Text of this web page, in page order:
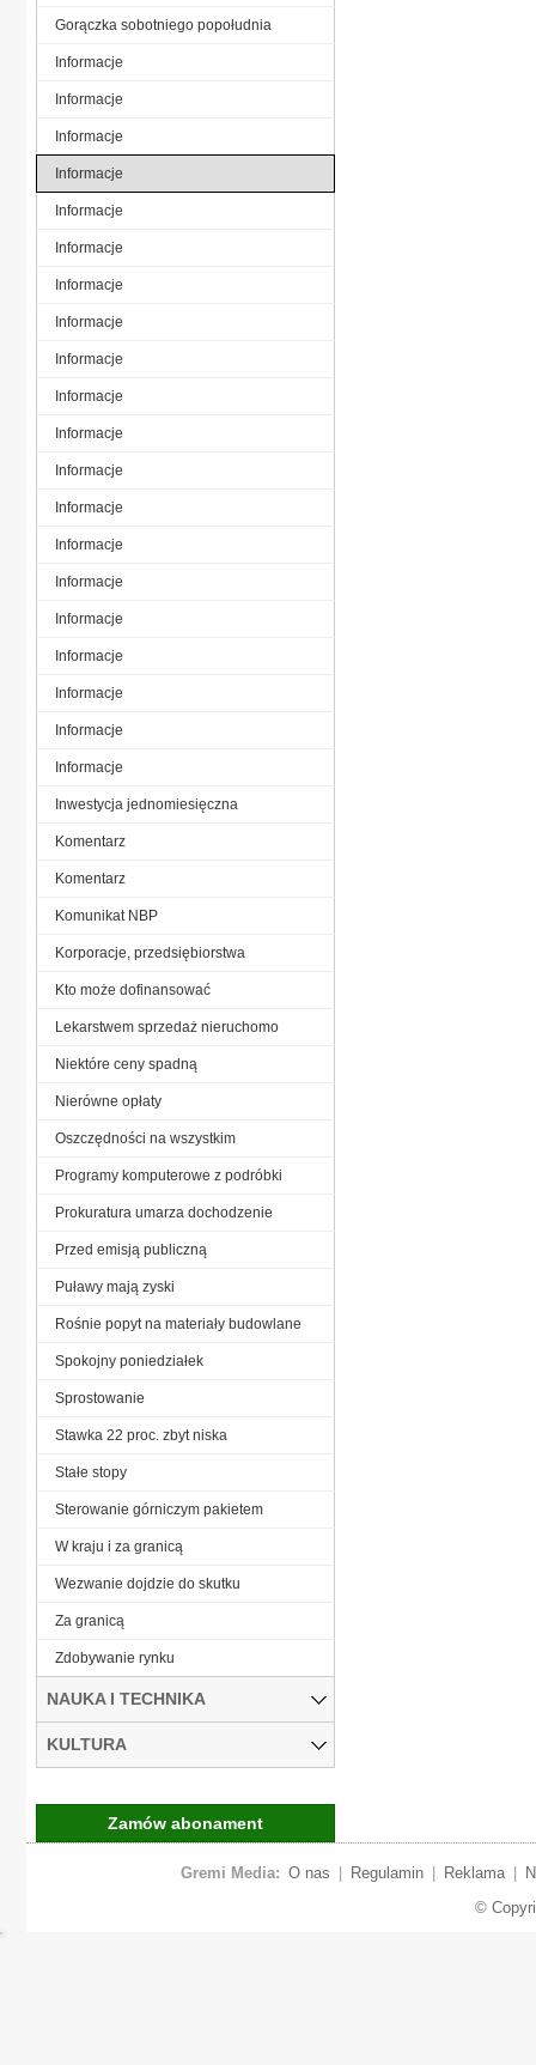
Gorączka sobotniego popołudnia
Informacje
Informacje
Informacje
Informacje
Informacje
Informacje
Informacje
Informacje
Informacje
Informacje
Informacje
Informacje
Informacje
Informacje
Informacje
Informacje
Informacje
Informacje
Informacje
Informacje
Inwestycja jednomiesięczna
Komentarz
Komentarz
Komunikat NBP
Korporacje, przedsiębiorstwa
Kto może dofinansować
Lekarstwem sprzedaż nieruchomo
Niektóre ceny spadną
Nierówne opłaty
Oszczędności na wszystkim
Programy komputerowe z podróbki
Prokuratura umarza dochodzenie
Przed emisją publiczną
Puławy mają zyski
Rośnie popyt na materiały budowlane
Spokojny poniedziałek
Sprostowanie
Stawka 22 proc. zbyt niska
Stałe stopy
Sterowanie górniczym pakietem
W kraju i za granicą
Wezwanie dojdzie do skutku
Za granicą
Zdobywanie rynku
NAUKA I TECHNIKA
KULTURA
Zamów abonament
Gremi Media: O nas Regulamin Reklama
©